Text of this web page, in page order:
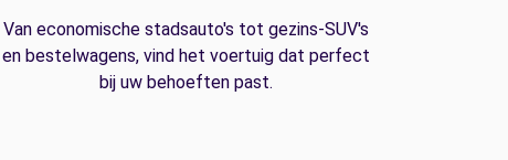
Van economische stadsauto's tot gezins-SUV's
en bestelwagens, vind het voertuig dat perfect
bij uw behoeften past.